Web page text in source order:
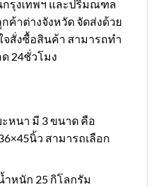
กรุงเทพฯ และปริมณฑล
ค้าต่างจังหวัด จัดส่งด้วย
สั่งซื้อสินค้า สามารถทำ
24ชั่วโมง
หนา มี 3 ขนาด คือ
นิ้ว สามารถเลือก
หนัก 25 กิโลกรัม